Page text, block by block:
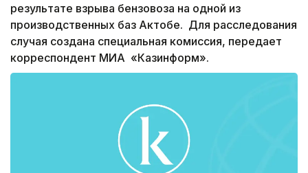
результате взрыва бензовоза на одной из
производственных баз Актобе. Для расследования
случая создана специальная комиссия, передает
корреспондент МИА «Казинформ».